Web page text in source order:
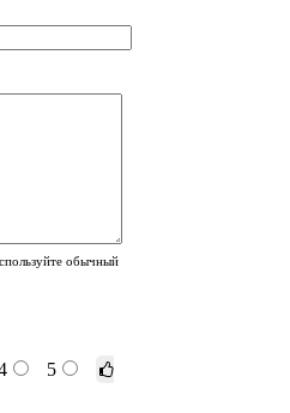
обычный
5